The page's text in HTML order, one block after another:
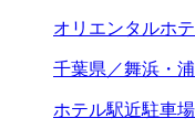
オリエンタルホ
千葉県／舞浜・
ホテル駅近駐車場